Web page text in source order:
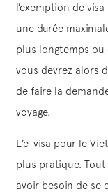
l’exemption de
une durée
plus longtemps ou
vous devrez alors
de faire la
voyage.
L’e-visa pour le
plus pratique. Tout
avoir besoin de se